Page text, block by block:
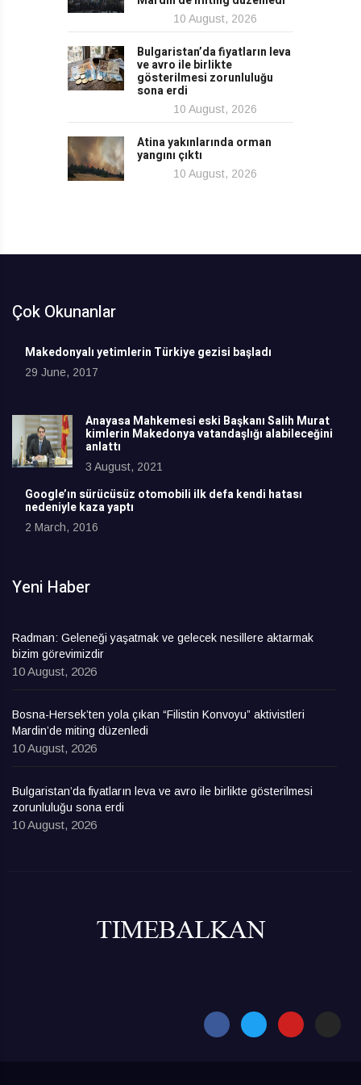
10 August, 2026
Bulgaristan’da fiyatların leva
ve avro ile birlikte
gösterilmesi zorunluluğu
sona erdi
10 August, 2026
Atina yakınlarında orman
yangını çıktı
10 August, 2026
Çok Okunanlar
Makedonyalı yetimlerin Türkiye gezisi başladı
29 June, 2017
Anayasa Mahkemesi eski Başkanı Salih Murat
kimlerin Makedonya vatandaşlığı alabileceğini
anlattı
3 August, 2021
Google’ın sürücüsüz otomobili ilk defa kendi hatası
nedeniyle kaza yaptı
2 March, 2016
Yeni Haber
Radman: Geleneği yaşatmak ve gelecek nesillere aktarmak
bizim görevimizdir
10 August, 2026
Bosna-Hersek’ten yola çıkan “Filistin Konvoyu” aktivistleri
Mardin’de miting düzenledi
10 August, 2026
Bulgaristan’da fiyatların leva ve avro ile birlikte gösterilmesi
zorunluluğu sona erdi
10 August, 2026